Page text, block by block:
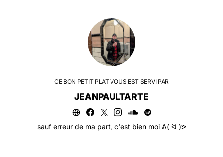
CE BON PETIT PLAT VOUS EST SERVI PAR
JEANPAULTARTE
sauf erreur de ma part, c'est bien moi ᕕ( ᐛ )ᕗ